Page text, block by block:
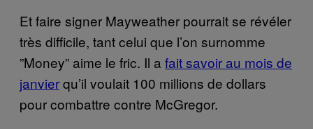
Et faire signer Mayweather pourrait se révéler
très difficile, tant celui que l’on surnomme
”Money” aime le fric. Il a fait savoir au mois de
janvierqu’il voulait 100 millions de dollars
pour combattre contre McGregor.